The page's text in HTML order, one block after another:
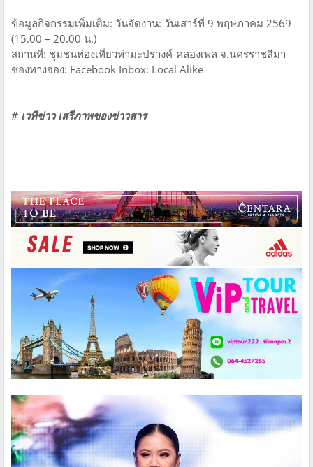
ข้อมูลกิจกรรมเพิ่มเติม: วันจัดงาน: วันเสาร์ที่ 9 พฤษภาคม 2569
(15.00 – 20.00 น.)
สถานที่: ชุมชนท่องเที่ยวท่ามะปรางค์-คลองเพล จ.นครราชสีมา
ช่องทางจอง: Facebook Inbox: Local Alike
# เวทีข่าว เสรีภาพของข่าวสาร